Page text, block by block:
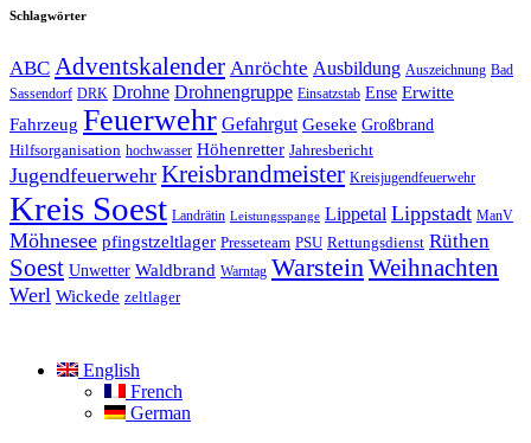
Schlagwörter
ABC Adventskalender Anröchte Ausbildung Auszeichnung Bad
Sassendorf DRK Drohne Drohnengruppe Einsatzstab Ense Erwitte
Fahrzeug Feuerwehr Gefahrgut Geseke Großbrand
Hilfsorganisation hochwasser Höhenretter Jahresbericht
Jugendfeuerwehr Kreisbrandmeister Kreisjugendfeuerwehr
Kreis Soest Landrätin Leistungsspange Lippetal Lippstadt ManV
Möhnesee pfingstzeltlager Presseteam PSU Rettungsdienst Rüthen
Soest Unwetter Waldbrand Warntag WarsteinWeihnachten
Werl Wickede zeltlager
English
French
German